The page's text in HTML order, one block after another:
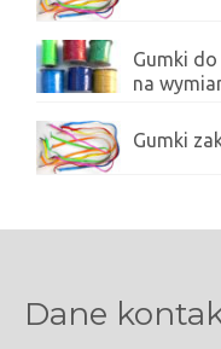
Gumki
na
Gumki
Dane